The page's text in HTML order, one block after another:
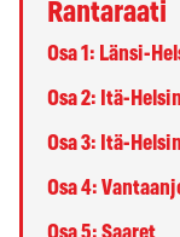
Rantaraati
Osa 1: Länsi-
Osa 2: Itä-
Osa 3: Itä-
Osa 4: